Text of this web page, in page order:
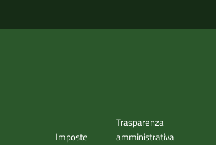
Imposte
Trasparenza
amministrativa